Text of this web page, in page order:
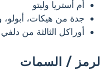
أم أستريا وليتو
جدة من هيكات،
أوراكل الثالثة من دلفي
الرمز / السمات